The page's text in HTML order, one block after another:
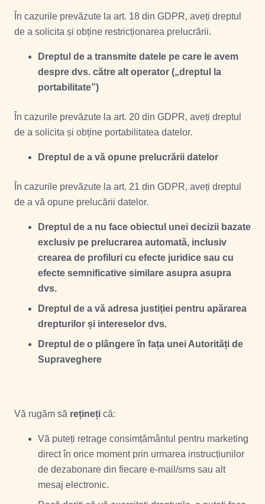
În cazurile prevăzute la art. 18 din GDPR, aveți dreptul
de a solicita și obține restricționarea prelucrării.
Dreptul de a transmite datele pe care le avem
despre dvs. către alt operator („dreptul la
portabilitate”)
În cazurile prevăzute la art. 20 din GDPR, aveți dreptul
de a solicita și obține portabilitatea datelor.
Dreptul de a vă opune prelucrării datelor
În cazurile prevăzute la art. 21 din GDPR, aveți dreptul
de a vă opune prelucării datelor.
Dreptul de a nu face obiectul unei decizii bazate
exclusiv pe prelucrarea automată, inclusiv
crearea de profiluri cu efecte juridice sau cu
efecte semnificative similare asupra asupra
dvs.
Dreptul de a vă adresa justiției pentru apărarea
drepturilor și intereselor dvs.
Dreptul de o plângere în fața unei Autorități de
Supraveghere
Vă rugăm să rețineți că:
Vă puteți retrage consimțământul pentru marketing
direct în orice moment prin urmarea instrucțiunilor
de dezabonare din fiecare e-mail/sms sau alt
mesaj electronic.